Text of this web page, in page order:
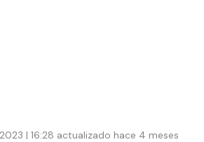
| 16:28 actualizado hace 4 meses